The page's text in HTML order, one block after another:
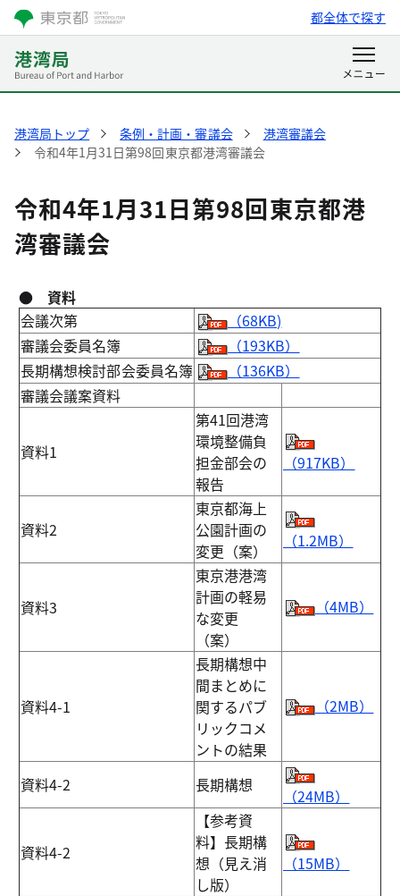
都全体で探す
港湾局トップ 条例・計画・審議会
港湾審議会
令和4年1月31日第98回東京都港湾審議会
令和4年1月31日第98回東京都港
湾審議会
● 資料
会議次第
（68KB)
審議会委員名簿
（193KB）
長期構想検討部会委員名簿
（136KB）
審議会議案資料
資料1
第41回港湾
環境整備負
担金部会の
報告
（917KB）
資料2
東京都海上
公園計画の
変更（案）
（1.2MB）
資料3
東京港港湾
計画の軽易
な変更
（案）
（4MB）
資料4-1
長期構想中
間まとめに
関するパブ
リックコメ
ントの結果
（2MB）
資料4-2 長期構想
（24MB）
資料4-2
【参考資
料】長期構
想（見え消
し版）
（15MB）